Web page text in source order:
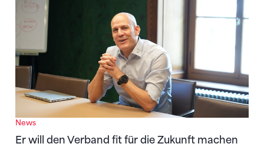
News
Er will den Verband fit für die Zukunft machen